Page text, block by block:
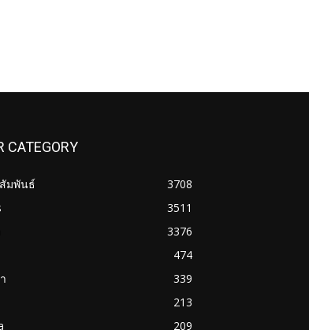
CATEGORY
มพันธ์
3708
3511
3376
474
339
213
209